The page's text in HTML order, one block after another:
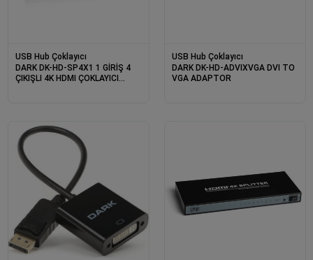
USB Hub Çoklayıcı
DARK DK-HD-SP4X1 1 GİRİŞ 4
ÇIKIŞLI 4K HDMI ÇOKLAYICI
USB Hub Çoklayıcı
DARK DK-HD-ADVIXVGA DVI TO
VGA ADAPTOR